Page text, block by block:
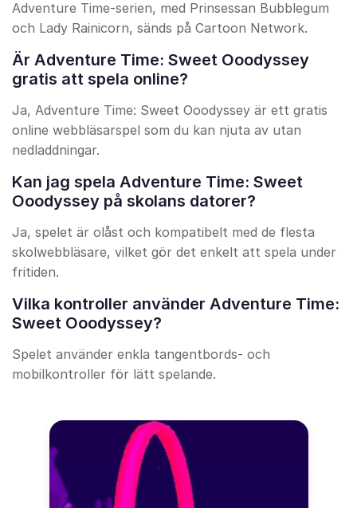
Adventure Time-serien, med Prinsessan Bubblegum
och Lady Rainicorn, sänds på Cartoon Network.
Är Adventure Time: Sweet Ooodyssey
gratis att spela online?
Ja, Adventure Time: Sweet Ooodyssey är ett gratis
online webbläsarspel som du kan njuta av utan
nedladdningar.
Kan jag spela Adventure Time: Sweet
Ooodyssey på skolans datorer?
Ja, spelet är olåst och kompatibelt med de flesta
skolwebbläsare, vilket gör det enkelt att spela under
fritiden.
Vilka kontroller använder Adventure Time:
Sweet Ooodyssey?
Spelet använder enkla tangentbords- och
mobilkontroller för lätt spelande.